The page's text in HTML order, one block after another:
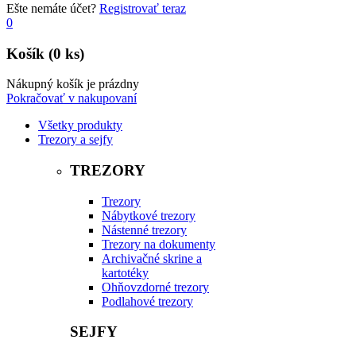
Ešte nemáte účet? Registrovať teraz
0
Košík (0 ks)
Nákupný košík je prázdny
Pokračovať v nakupovaní
Všetky produkty
Trezory a sejfy
TREZORY
Trezory
Nábytkové trezory
Nástenné trezory
Trezory na dokumenty
Archivačné skrine a
kartotéky
Ohňovzdorné trezory
Podlahové trezory
SEJFY